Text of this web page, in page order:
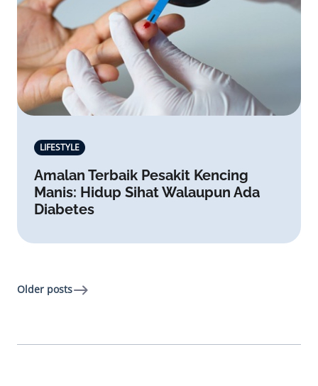
LIFESTYLE
Amalan Terbaik Pesakit Kencing
Manis: Hidup Sihat Walaupun Ada
Diabetes
Older posts